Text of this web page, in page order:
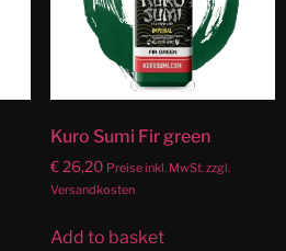
Kuro Sumi Fir green
€26,20 Preise inkl. MwSt. zzgl.
Versandkosten
Add to basket